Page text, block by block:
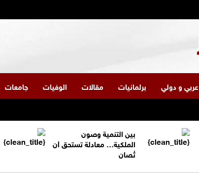
عربي و دولي برلمانيات مقالات الوفيات جامعات
بين التنمية وصون
الملكية… معادلة تستحق أن
تُصان